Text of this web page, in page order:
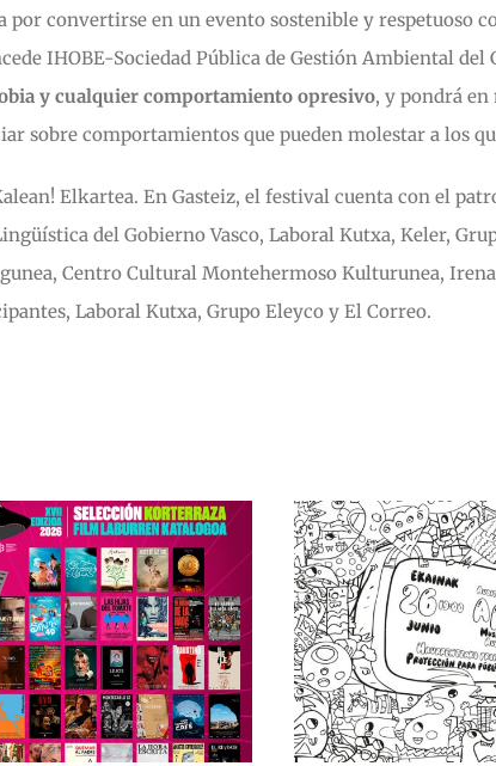
convertirse en un evento sostenible y respetuoso
IHOBE-Sociedad Pública de Gestión Ambiental del
y cualquier comportamiento opresivo, y pondrá en
sobre comportamientos que pueden molestar a los
Elkartea. En Gasteiz, el festival cuenta con el
del Gobierno Vasco, Laboral Kutxa, Keler,
Centro Cultural Montehermoso Kulturunea,
Laboral Kutxa, Grupo Eleyco y El Correo.
Pinta en Familia
Abierto